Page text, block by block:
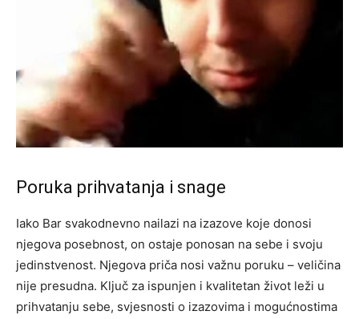
Poruka prihvatanja i snage
Iako Bar svakodnevno nailazi na izazove koje donosi
njegova posebnost, on ostaje ponosan na sebe i svoju
jedinstvenost. Njegova priča nosi važnu poruku – veličina
nije presudna. Ključ za ispunjen i kvalitetan život leži u
prihvatanju sebe, svjesnosti o izazovima i mogućnostima